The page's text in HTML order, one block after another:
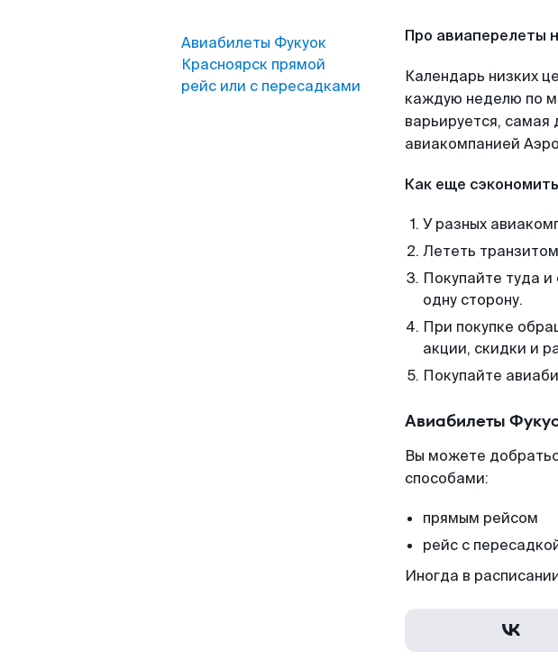
Авиабилеты Фукуок
Красноярск прямой
рейс или с пересадками
Про авиаперелеты
Календарь низких
каждую неделю по
варьируется,
авиакомпанией
Как еще
У разных
Лететь
Покупайте туда
одну сторону.
При покупке
акции, скидки и
Покупайте
Авиабилеты
Вы можете
способами:
прямым рейсом
рейс с
Иногда в